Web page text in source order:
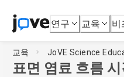
연구 교육 비
교육 JoVE Science
표면 염료 흐름